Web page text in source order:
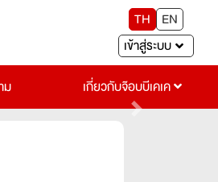
TH
EN
เข้าสู่ระบบ
ม
เกี่ยวกับจ๊อบบีเคเค